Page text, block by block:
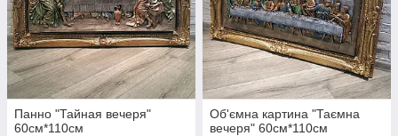
Панно "Тайная вечеря"
60см*110см
Об'ємна картина "Таємна
вечеря" 60см*110см